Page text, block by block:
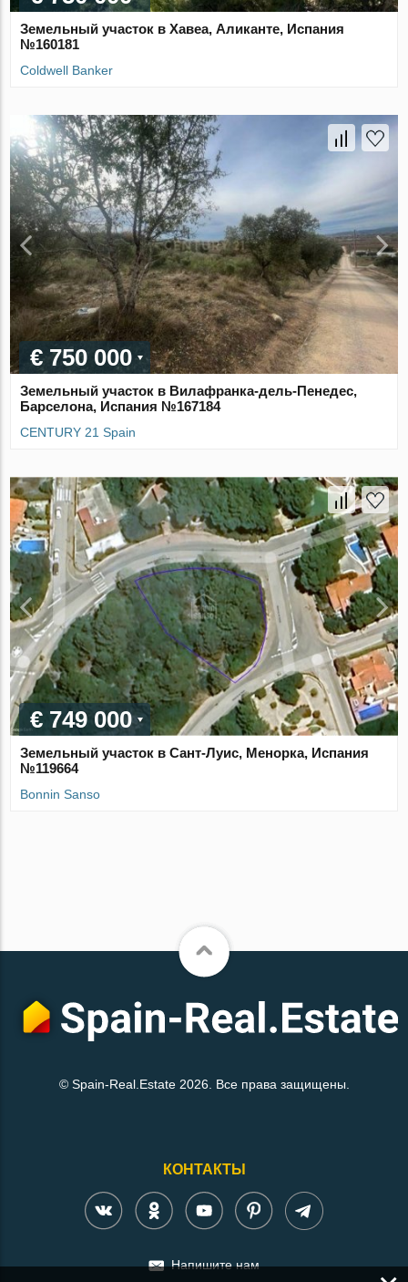
Земельный участок в Хавеа, Аликанте, Испания
№160181
Coldwell Banker
€ 750 000
Земельный участок в Вилафранка-дель-Пенедес,
Барселона, Испания №167184
CENTURY 21 Spain
€ 749 000
Земельный участок в Сант-Луис, Менорка, Испания
№119664
Bonnin Sanso
© Spain-Real.Estate 2026. Все права защищены.
КОНТАКТЫ
Напишите нам